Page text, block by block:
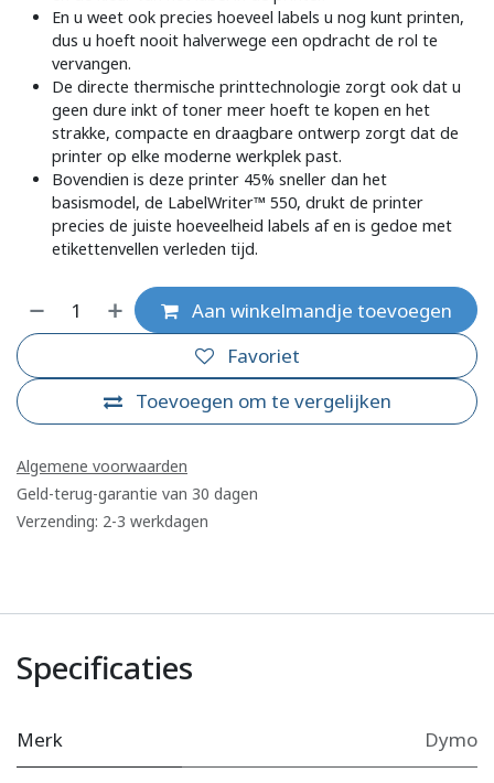
En u weet ook precies hoeveel labels u nog kunt printen,
dus u hoeft nooit halverwege een opdracht de rol te
vervangen.
De directe thermische printtechnologie zorgt ook dat u
geen dure inkt of toner meer hoeft te kopen en het
strakke, compacte en draagbare ontwerp zorgt dat de
printer op elke moderne werkplek past.
Bovendien is deze printer 45% sneller dan het
basismodel, de LabelWriter™ 550, drukt de printer
precies de juiste hoeveelheid labels af en is gedoe met
etikettenvellen verleden tijd.
Aan winkelmandje toevoegen
Toevoegen om te vergelijken
Favoriet
Algemene voorwaarden
Geld-terug-garantie van 30 dagen
Verzending: 2-3 werkdagen
Specificaties
Merk Dymo